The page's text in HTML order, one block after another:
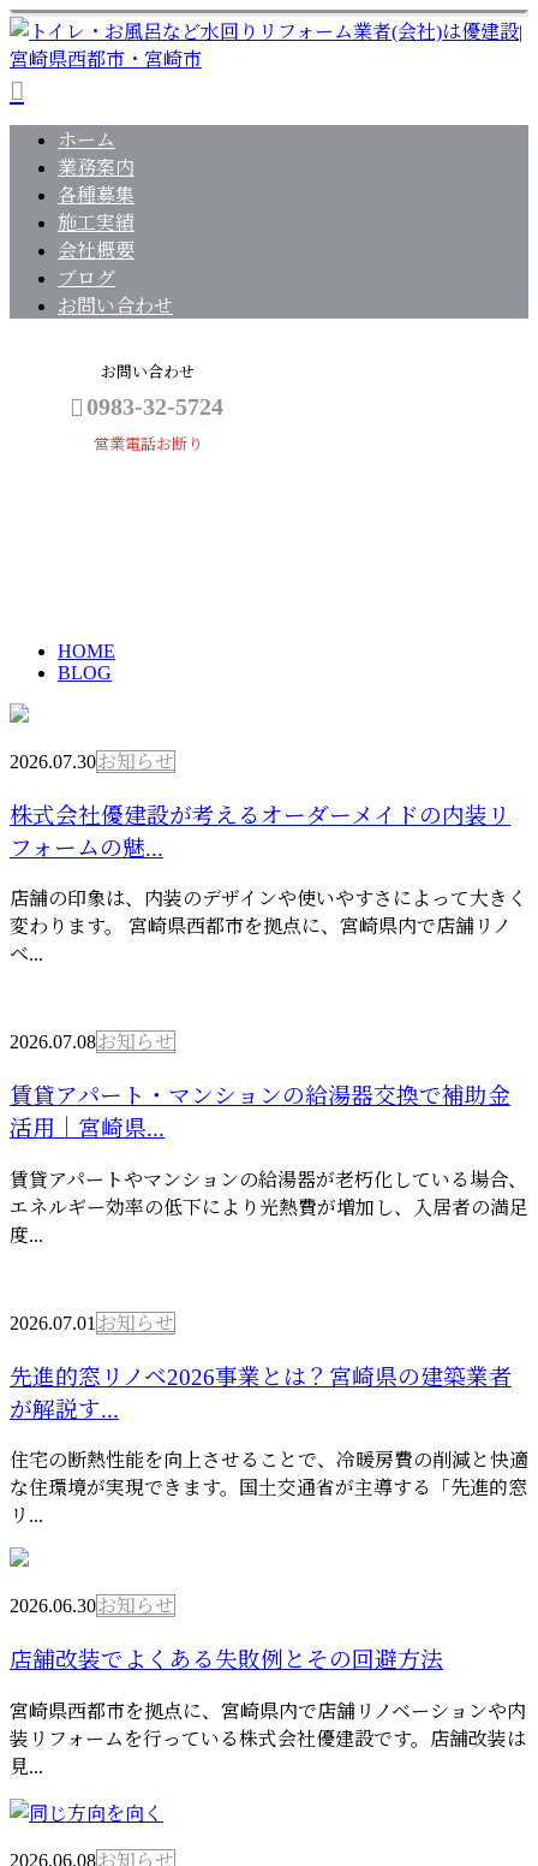
ホーム
業務案内
各種募集
施工実績
会社概要
ブログ
お問い合わせ
お問い合わせ
0983-32-5724
営業電話お断り
HOME
BLOG
2026.07.30お知らせ
株式会社優建設が考えるオーダーメイドの内装リ
フォームの魅...
店舗の印象は、内装のデザインや使いやすさによって大きく
変わります。 宮崎県西都市を拠点に、宮崎県内で店舗リノ
ベ...
2026.07.08お知らせ
賃貸アパート・マンションの給湯器交換で補助金
活用｜宮崎県...
賃貸アパートやマンションの給湯器が老朽化している場合、
エネルギー効率の低下により光熱費が増加し、入居者の満足
度...
2026.07.01 お知らせ
先進的窓リノベ2026事業とは？宮崎県の建築業者
が解説す...
住宅の断熱性能を向上させることで、冷暖房費の削減と快適
な住環境が実現できます。国土交通省が主導する「先進的窓
リ...
2026.06.30お知らせ
店舗改装でよくある失敗例とその回避方法
宮崎県西都市を拠点に、宮崎県内で店舗リノベーションや内
装リフォームを行っている株式会社優建設です。店舗改装は
見...
2026.06.08お知らせ